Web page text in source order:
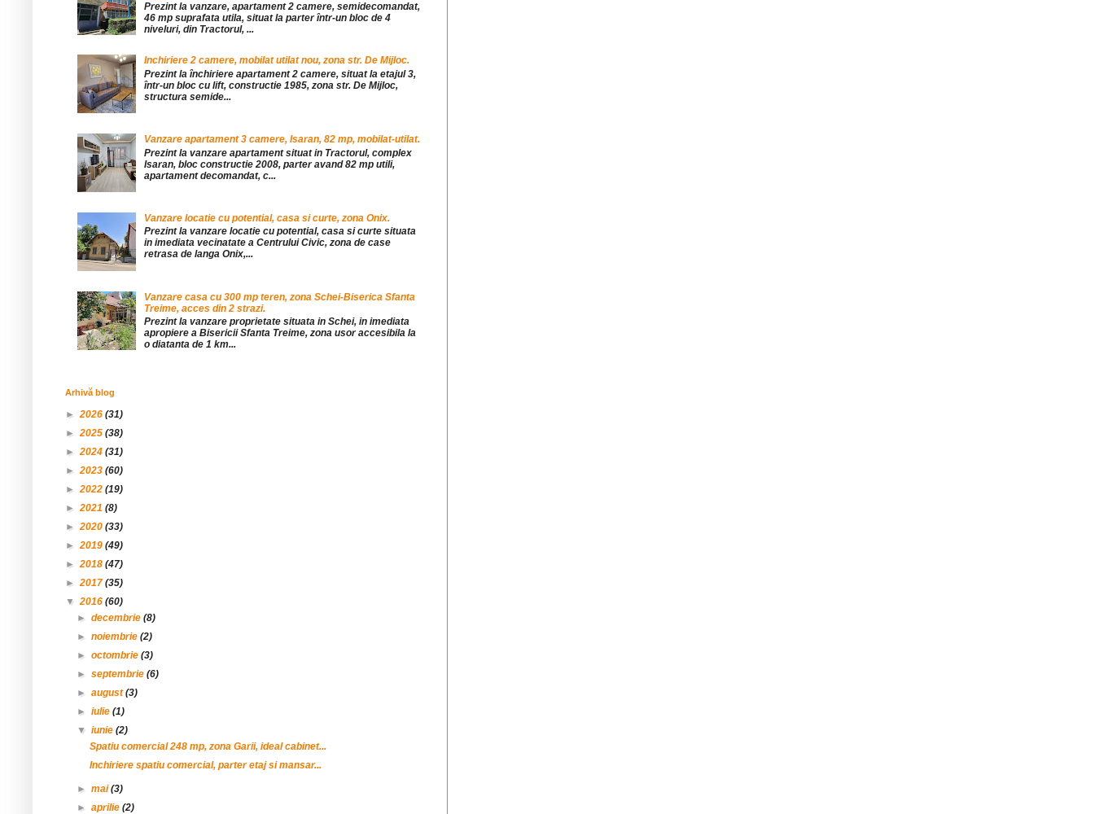
Prezint la vanzare, apartament 2 camere, semidecomandat,
46 mp suprafata utila, situat la parter într-un bloc de 4
niveluri, din Tractorul, ...
Inchiriere 2 camere, mobilat utilat nou, zona str. De Mijloc.
Prezint la închiriere apartament 2 camere, situat la etajul 3,
într-un bloc cu lift, constructie 1985, zona str. De Mijloc,
structura semide...
Vanzare apartament 3 camere, Isaran, 82 mp, mobilat-utilat.
Prezint la vanzare apartament situat in Tractorul, complex
Isaran, bloc constructie 2008, parter avand 82 mp utili,
apartament decomandat, c...
Vanzare locatie cu potential, casa si curte, zona Onix.
Prezint la vanzare locatie cu potential, casa si curte situata
in imediata vecinatate a Centrului Civic, zona de case
retrasa de langa Onix,...
Vanzare casa cu 300 mp teren, zona Schei-Biserica Sfanta
Treime, acces din 2 strazi.
Prezint la vanzare proprietate situata in Schei, in imediata
apropiere a Bisericii Sfanta Treime, zona usor accesibila la
o diatanta de 1 km...
Arhivă blog
►2026 (31)
►2025 (38)
►2024 (31)
►2023 (60)
►2022 (19)
►2021 (8)
►2020 (33)
►2019 (49)
►2018 (47)
►2017 (35)
▼2016 (60)
►decembrie(8)
►noiembrie(2)
►octombrie(3)
►septembrie(6)
►august(3)
►iulie(1)
▼iunie(2)
Spatiu comercial 248 mp, zona Garii, ideal cabinet...
Inchiriere spatiu comercial, parter etaj si mansar...
►mai(3)
►aprilie(2)